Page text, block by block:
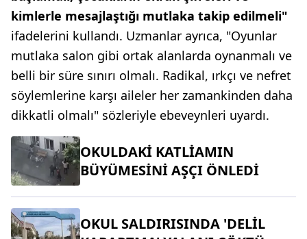
kimlerle mesajlaştığı mutlaka takip edilmeli"
ifadelerini kullandı. Uzmanlar ayrıca, "Oyunlar
mutlaka salon gibi ortak alanlarda oynanmalı ve
belli bir süre sınırı olmalı. Radikal, ırkçı ve nefret
söylemlerine karşı aileler her zamankinden daha
dikkatli olmalı" sözleriyle ebeveynleri uyardı.
OKULDAKİ KATLİAMIN
BÜYÜMESİNİ AŞÇI ÖNLEDİ
OKUL SALDIRISINDA 'DELİL